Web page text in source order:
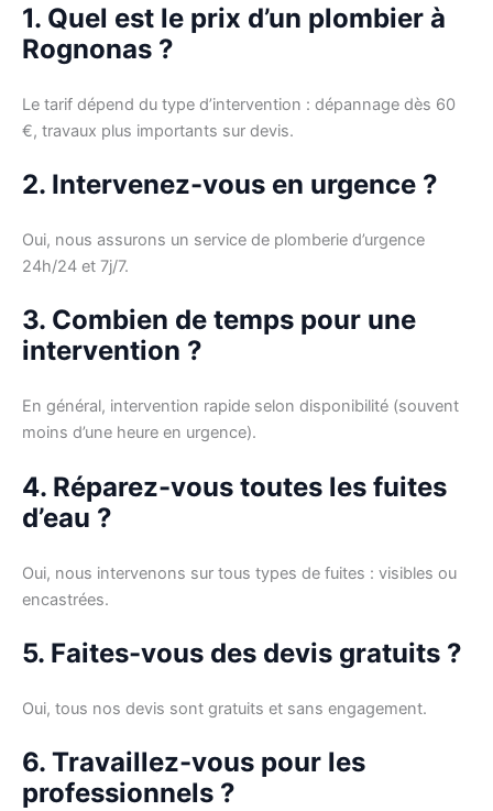
1. Quel est le prix d’un plombier à
Rognonas ?
Le tarif dépend du type d’intervention : dépannage dès 60
€, travaux plus importants sur devis.
2. Intervenez-vous en urgence ?
Oui, nous assurons un service de plomberie d’urgence
24h/24 et 7j/7.
3. Combien de temps pour une
intervention ?
En général, intervention rapide selon disponibilité (souvent
moins d’une heure en urgence).
4. Réparez-vous toutes les fuites
d’eau ?
Oui, nous intervenons sur tous types de fuites : visibles ou
encastrées.
5. Faites-vous des devis gratuits ?
Oui, tous nos devis sont gratuits et sans engagement.
6. Travaillez-vous pour les
professionnels ?